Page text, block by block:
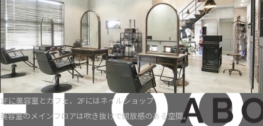
1Fに美容室とカフェ、2Fにはネイルショップ
美容室のメインフロアは吹き抜けで開放感のある空間。